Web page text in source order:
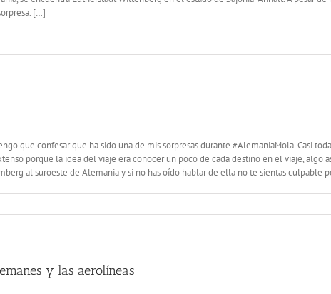
[…]
que confesar que ha sido una de mis sorpresas durante #AlemaniaMola. Casi
porque la idea del viaje era conocer un poco de cada destino en el viaje, algo
al suroeste de Alemania y si no has oído hablar de ella no te sientas culpable
y las aerolíneas